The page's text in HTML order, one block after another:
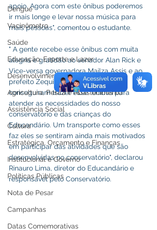
Dengue
Vacinômetro
Saúde
Educação, Esporte e Lazer
Desenvolvimento Urbanos e Obras
Agricultura, Pesca e Abastecimento
Assistência Social
Cultura
Estratégica, Orçamento e Finanças
Institucional e Governo
Políticas Públicas
Nota de Pesar
Campanhas
Datas Comemorativas
apoio. Agora com este ônibus poderemos
ir mais longe e levar nossa música para
mais pessoas", comentou o estudante.
" A gente recebe esse ônibus com muita
alegria e gratidão ao senador Alan Rick e
Vice-versa governadora Mailza Assis e ao
prefeito Zequinha Lima que juntos
conseguiram trazer esse  ônibus para
atender as necessidades do nosso
conservatório e das crianças do
Educandário. Um transporte como esses
faz eles se sentiram ainda mais motivados
em participar das atividades que são
desenvolvidas no conservatório", declarou
Rinauro Lima, diretor do Educandário e
responsável pelo Conservatório.